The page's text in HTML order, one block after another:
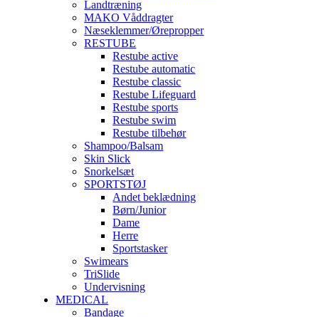
Landtræning
MAKO Våddragter
Næseklemmer/Ørepropper
RESTUBE
Restube active
Restube automatic
Restube classic
Restube Lifeguard
Restube sports
Restube swim
Restube tilbehør
Shampoo/Balsam
Skin Slick
Snorkelsæt
SPORTSTØJ
Andet beklædning
Børn/Junior
Dame
Herre
Sportstasker
Swimears
TriSlide
Undervisning
MEDICAL
Bandage